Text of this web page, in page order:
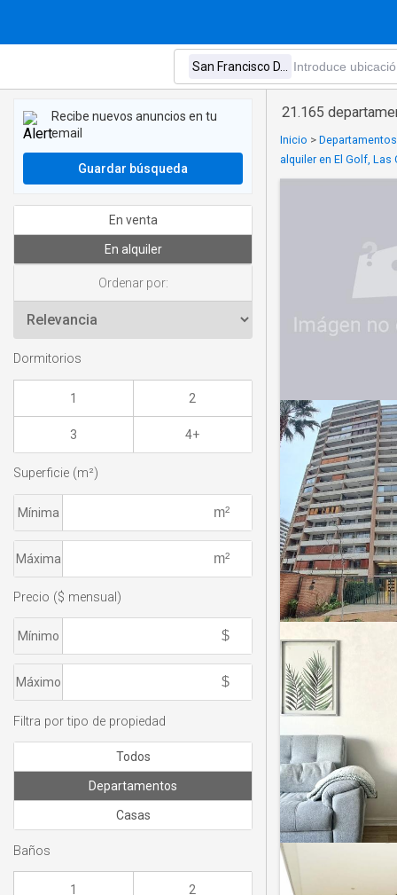
21.165
Inicio >
alquiler en El Golf, Las
Recibe nuevos anuncios en tu
email
Guardar búsqueda
En venta
En alquiler
Ordenar por:
Dormitorios
1 2
3 4+
Superficie (m²)
Mínima
Máxima
Precio ($ mensual)
Mínimo
Máximo
Filtra por tipo de propiedad
Todos
Departamentos
Casas
Baños
1 2